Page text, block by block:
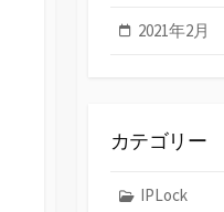
2021年2月
カテゴリー
IPLock